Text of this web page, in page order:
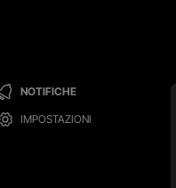
NOTIFICHE
IMPOSTAZIONI